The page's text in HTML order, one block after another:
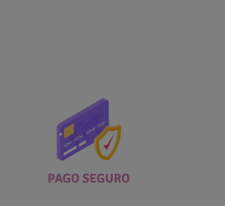
PAGO SEGURO